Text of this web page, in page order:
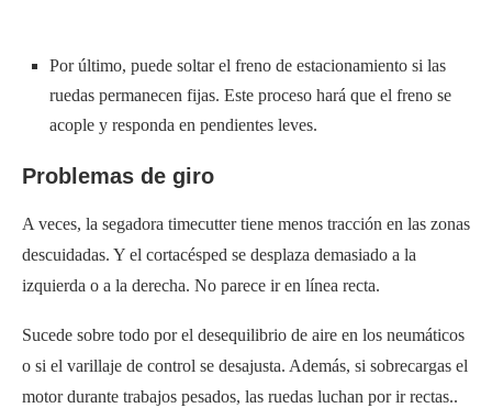
Por último, puede soltar el freno de estacionamiento si las
ruedas permanecen fijas. Este proceso hará que el freno se
acople y responda en pendientes leves.
Problemas de giro
A veces, la segadora timecutter tiene menos tracción en las zonas
descuidadas. Y el cortacésped se desplaza demasiado a la
izquierda o a la derecha. No parece ir en línea recta.
Sucede sobre todo por el desequilibrio de aire en los neumáticos
o si el varillaje de control se desajusta. Además, si sobrecargas el
motor durante trabajos pesados, las ruedas luchan por ir rectas..